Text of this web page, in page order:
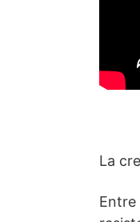
La
Entre